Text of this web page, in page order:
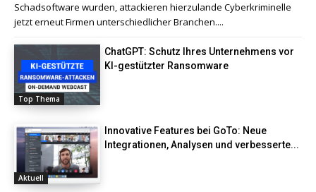
Schadsoftware wurden, attackieren hierzulande Cyberkriminelle
jetzt erneut Firmen unterschiedlicher Branchen....
Top Thema
ChatGPT: Schutz Ihres Unternehmens vor
KI-gestützter Ransomware
Aktuell
Innovative Features bei GoTo: Neue
Integrationen, Analysen und verbesserte...